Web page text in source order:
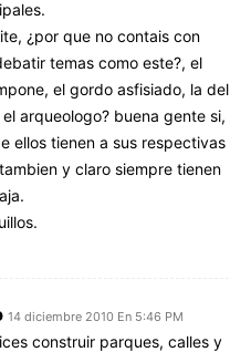
¿por que no contais con
temas como este?, el
el gordo asfisiado, la del
arqueologo? buena gente si,
ellos tienen a sus respectivas
y claro siempre tienen
14 diciembre 2010 En 5:46 PM
construir parques, calles y